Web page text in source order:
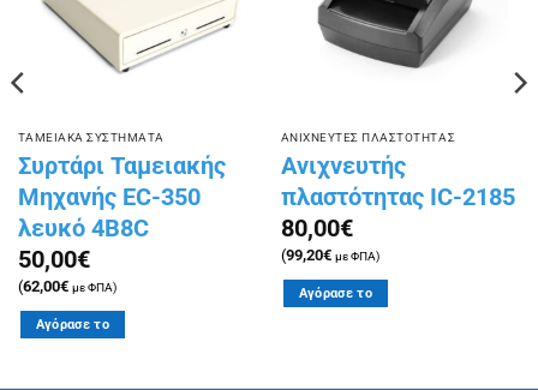
ΤΑΜΕΙΑΚΑ ΣΥΣΤΗΜΑΤΑ
Συρτάρι Ταμειακής
Μηχανής EC-350
λευκό 4B8C
50,00€
(62,00€ με ΦΠΑ)
Αγόρασε το
ΑΝΙΧΝΕΥΤΕΣ ΠΛΑΣΤΟΤΗΤΑΣ
Ανιχνευτής
πλαστότητας IC-2185
80,00€
(99,20€ με ΦΠΑ)
Αγόρασε το